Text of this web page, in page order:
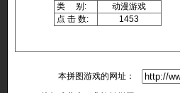
类 别:
动漫游戏
点 击 数:
1453
本拼图游戏的网址：